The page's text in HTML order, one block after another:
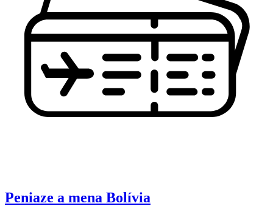
Peniaze a mena Bolívia